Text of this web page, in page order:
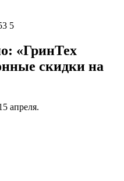
5
«ГринТех
скидки на
апреля.